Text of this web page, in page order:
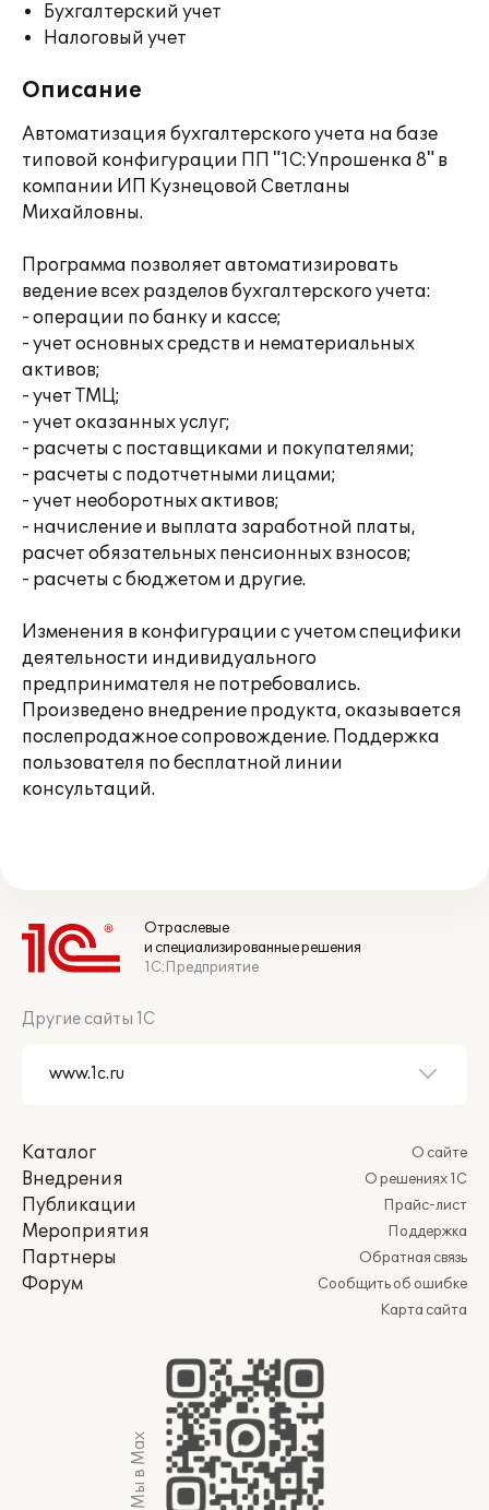
Бухгалтерский учет
Налоговый учет
Описание
Автоматизация бухгалтерского учета на базе
типовой конфигурации ПП "1C:Упрошенка 8" в
компании ИП Кузнецовой Светланы
Михайловны.
Программа позволяет автоматизировать
ведение всех разделов бухгалтерского учета:
- операции по банку и кассе;
- учет основных средств и нематериальных
активов;
- учет ТМЦ;
- учет оказанных услуг;
- расчеты с поставщиками и покупателями;
- расчеты с подотчетными лицами;
- учет необоротных активов;
- начисление и выплата заработной платы,
расчет обязательных пенсионных взносов;
- расчеты с бюджетом и другие.
Изменения в конфигурации с учетом специфики
деятельности индивидуального
предпринимателя не потребовались.
Произведено внедрение продукта, оказывается
послепродажное сопровождение. Поддержка
пользователя по бесплатной линии
консультаций.
Отраслевые
и специализированные решения
1С:Предприятие
Другие сайты 1С
Каталог
Внедрения
Публикации
Мероприятия
Партнеры
Форум
О сайте
О решениях 1С
Прайс-лист
Поддержка
Обратная связь
Сообщить об ошибке
Карта сайта
Мы в Max